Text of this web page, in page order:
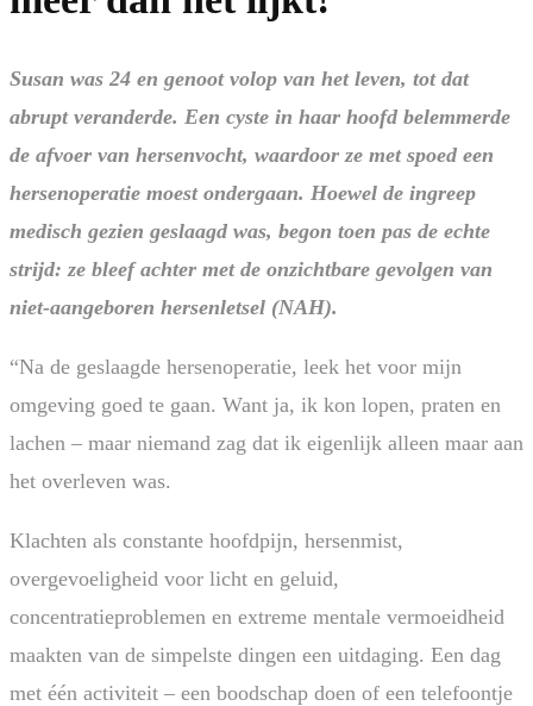
Susan was 24 en genoot volop van het leven, tot dat
abrupt veranderde. Een cyste in haar hoofd belemmerde
de afvoer van hersenvocht, waardoor ze met spoed een
hersenoperatie moest ondergaan. Hoewel de ingreep
medisch gezien geslaagd was, begon toen pas de echte
strijd: ze bleef achter met de onzichtbare gevolgen van
niet-aangeboren hersenletsel (NAH).
“Na de geslaagde hersenoperatie, leek het voor mijn
omgeving goed te gaan. Want ja, ik kon lopen, praten en
lachen – maar niemand zag dat ik eigenlijk alleen maar aan
het overleven was.
Klachten als constante hoofdpijn, hersenmist,
overgevoeligheid voor licht en geluid,
concentratieproblemen en extreme mentale vermoeidheid
maakten van de simpelste dingen een uitdaging. Een dag
met één activiteit – een boodschap doen of een telefoontje